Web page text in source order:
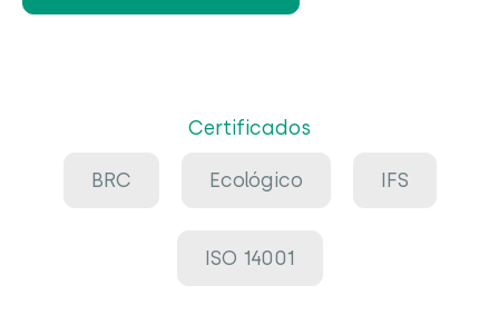
Certificados
BRC Ecológico IFS
ISO 14001